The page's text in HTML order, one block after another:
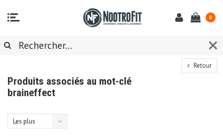
0
Retour
Produits associés au mot-clé
braineffect
Les plus